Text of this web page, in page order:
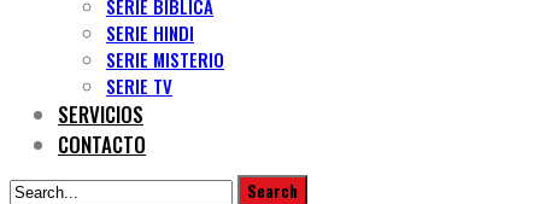
SERIE BIBLICA
SERIE HINDI
SERIE MISTERIO
SERIE TV
SERVICIOS
CONTACTO